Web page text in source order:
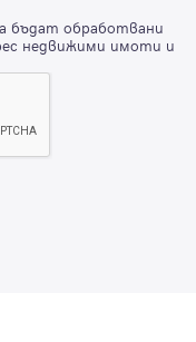
бъдат обработвани
недвижими имоти и